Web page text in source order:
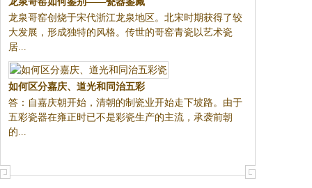
龙泉哥窑如何鉴别——瓷器鉴藏
龙泉哥窑创烧于宋代浙江龙泉地
区。北宋时期获得了较大发展，
瓷以艺术瓷居...
如何区分嘉庆、道光和同治五彩
瓷
答：自嘉庆朝开始，清朝的制瓷
业开始走下坡路。由于五彩瓷器